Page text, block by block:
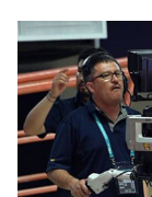
VIDEO
Bên lề